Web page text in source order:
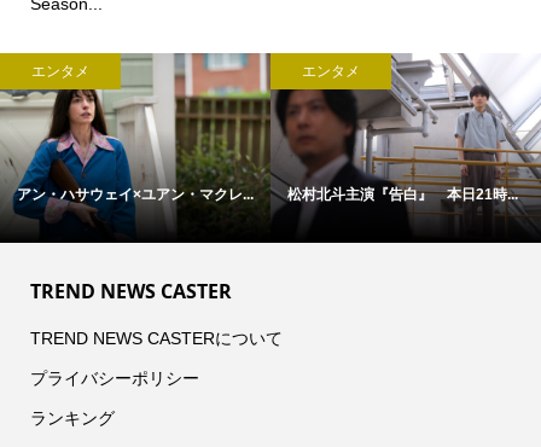
エンタメ
アン・ハサウェイ×ユアン・マクレ...
エンタメ
松村北斗主演『告白』 本日21時...
TREND NEWS CASTER
TREND NEWS CASTERについて
プライバシーポリシー
ランキング